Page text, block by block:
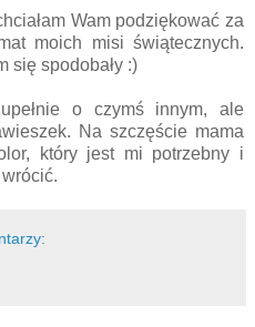
Wam podziękować za
moich misi świątecznych.
się spodobały :)
o czymś innym, ale
Na szczęście mama
który jest mi potrzebny i